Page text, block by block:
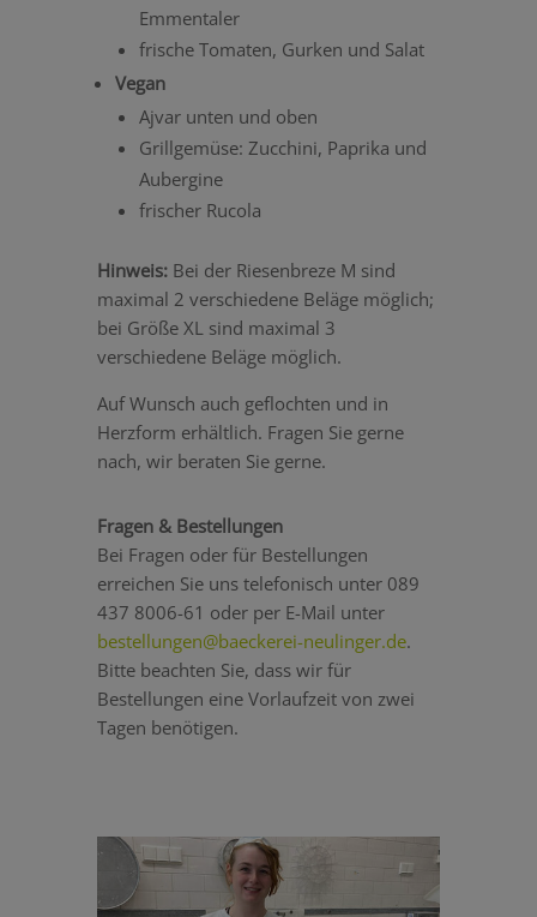
Emmentaler
frische Tomaten, Gurken und Salat
Vegan
Ajvar unten und oben
Grillgemüse: Zucchini, Paprika und
Aubergine
frischer Rucola
Hinweis:Bei der Riesenbreze M sind
maximal 2 verschiedene Beläge möglich;
bei Größe XL sind maximal 3
verschiedene Beläge möglich.
Auf Wunsch auch geflochten und in
Herzform erhältlich. Fragen Sie gerne
nach, wir beraten Sie gerne.
Fragen & Bestellungen
Bei Fragen oder für Bestellungen
erreichen Sie uns telefonisch unter 089
437 8006-61 oder per E-Mail unter
bestellungen@baeckerei-neulinger.de.
Bitte beachten Sie, dass wir für
Bestellungen eine Vorlaufzeit von zwei
Tagen benötigen.